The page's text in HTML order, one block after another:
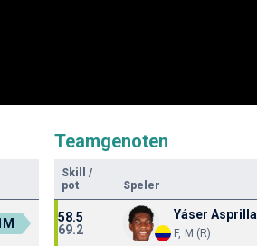
Teamgenoten
Skill
/
pot
Speler
58.5
69.2
Yáser Asprilla
F, M (R)